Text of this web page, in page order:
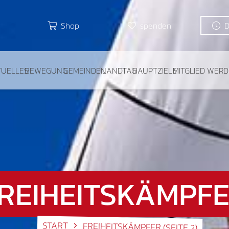
Shop spenden
BEWEGUNGGEMEINDENLANDTAGHAUPTZIELEMITGLIED
START